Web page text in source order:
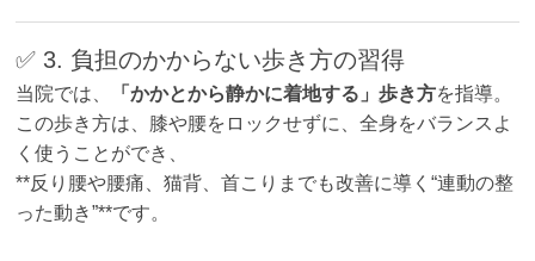
✅ 3. 負担のかからない歩き方の習得
当院では、 「かかとから静かに着地する」歩き方を指導。
この歩き方は、膝や腰をロックせずに、全身をバランスよ
く使うことができ、
**反り腰や腰痛、猫背、首こりまでも改善に導く“連動の整
った動き”**です。